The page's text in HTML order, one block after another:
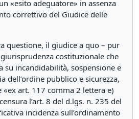
«esito adeguatore» in assenza
correttivo del Giudice delle
questione, il giudice a quo – pur
costituzionale che
su incandidabilità, sospensione e
dell’ordine pubblico e sicurezza,
«ex art. 117 comma 2 lettera e)
l’art. 8 del d.lgs. n. 235 del
incidenza sull’ordinamento